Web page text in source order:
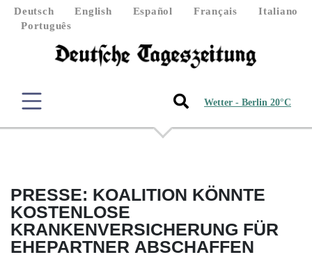
Deutsch English Español Français
Italiano
Português
Wetter - Berlin 20°C
PRESSE: KOALITION KÖNNTE
KOSTENLOSE
KRANKENVERSICHERUNG FÜR
EHEPARTNER ABSCHAFFEN